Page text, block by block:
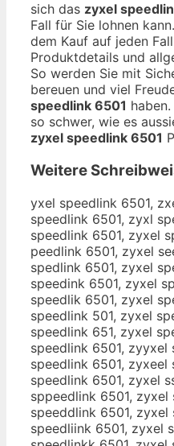
sich das zyxel
Fall für Sie lohnen
dem Kauf auf jeden
Produktdetails und
So werden Sie mit
bereuen und viel
speedlink 6501
so schwer, wie es
zyxel speedlink 6501
Weitere
yxel speedlink 6501,
speedlink 6501, zyxl
speedlink 6501, zyxel
peedlink 6501, zyxel
spedlink 6501, zyxel
speedink 6501, zyxel
speedlik 6501, zyxel
speedlink 501, zyxel
speedlink 651, zyxel
speedlink 6501, zyyxel
speedlink 6501, zyxeel
speedlink 6501, zyxel
sppeedlink 6501, zyxel
speeddlink 6501,
speedliink 6501, zyxel